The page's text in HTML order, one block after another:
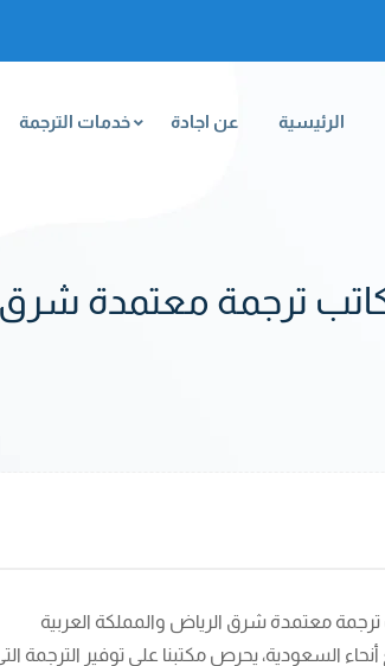
الرئيسية عن اجادة خدمات الترجمة
ترجمة معتمدة
معتمدة شرق الرياض والمملكة العربية
السعودية، يحرص مكتبنا على توفير الترجمة